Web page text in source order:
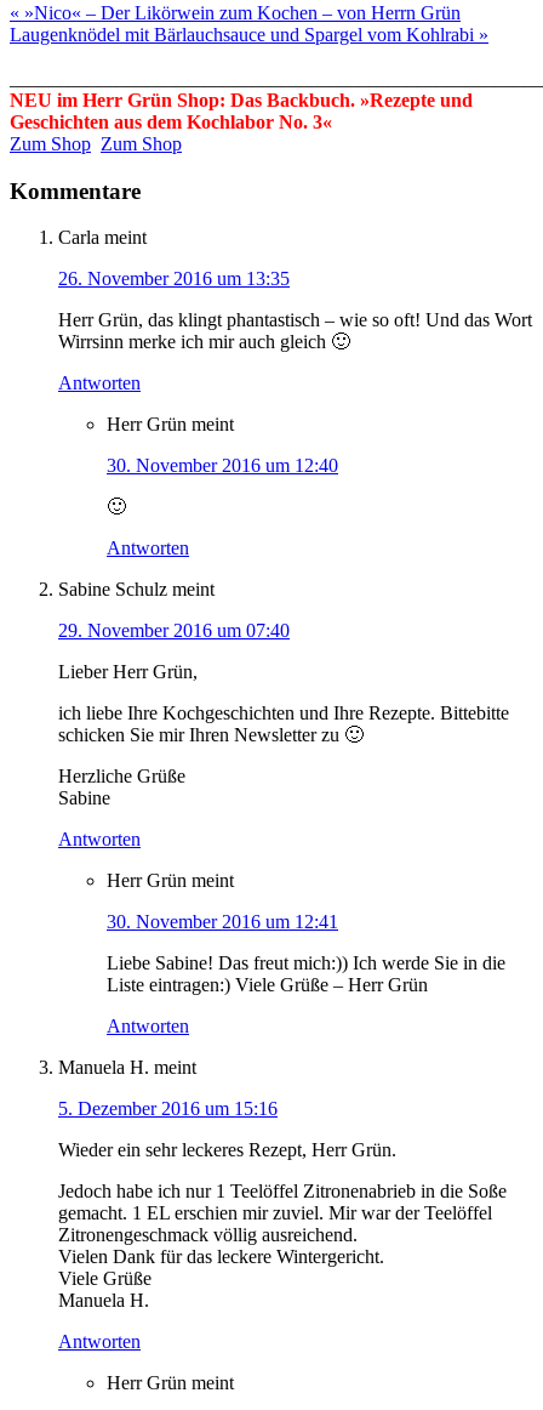
« »Nico« – Der Likörwein zum Kochen – von Herrn Grün
Laugenknödel mit Bärlauchsauce und Spargel vom Kohlrabi »
NEU im Herr Grün Shop: Das Backbuch. »Rezepte und
Geschichten aus dem Kochlabor No. 3«
Zum Shop Zum Shop
Kommentare
Carla meint
26. November 2016 um 13:35
Herr Grün, das klingt phantastisch – wie so oft! Und das Wort
Wirrsinn merke ich mir auch gleich 🙂
Antworten
Herr Grün meint
30. November 2016 um 12:40
🙂
Antworten
Sabine Schulz meint
29. November 2016 um 07:40
Lieber Herr Grün,
ich liebe Ihre Kochgeschichten und Ihre Rezepte. Bittebitte
schicken Sie mir Ihren Newsletter zu 🙂
Herzliche Grüße
Sabine
Antworten
Herr Grün meint
30. November 2016 um 12:41
Liebe Sabine! Das freut mich:)) Ich werde Sie in die
Liste eintragen:) Viele Grüße – Herr Grün
Antworten
Manuela H. meint
5. Dezember 2016 um 15:16
Wieder ein sehr leckeres Rezept, Herr Grün.
Jedoch habe ich nur 1 Teelöffel Zitronenabrieb in die Soße
gemacht. 1 EL erschien mir zuviel. Mir war der Teelöffel
Zitronengeschmack völlig ausreichend.
Vielen Dank für das leckere Wintergericht.
Viele Grüße
Manuela H.
Antworten
Herr Grün meint